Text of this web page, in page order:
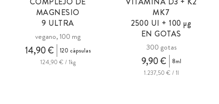
MAGNESIO
9 ULTRA
vegano, 100 mg
14,90 €
120 cápsulas
124,90 € / 1kg
MK7
2500 UI + 100µg
EN GOTAS
300 gotas
9,90 €
8ml
1.237,50 € / 1l